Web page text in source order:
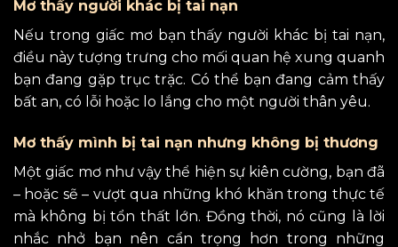
Mơ thấy người khác bị tai nạn
Nếu trong giấc mơ bạn thấy người khác bị tai nạn,
điều này tượng trưng cho mối quan hệ xung quanh
bạn đang gặp trục trặc. Có thể bạn đang cảm thấy
bất an, có lỗi hoặc lo lắng cho một người thân yêu.
Mơ thấy mình bị tai nạn nhưng không bị thương
Một giấc mơ như vậy thể hiện sự kiên cường, bạn đã
– hoặc sẽ – vượt qua những khó khăn trong thực tế
mà không bị tổn thất lớn. Đồng thời, nó cũng là lời
nhắc nhở bạn nên cẩn trọng hơn trong những